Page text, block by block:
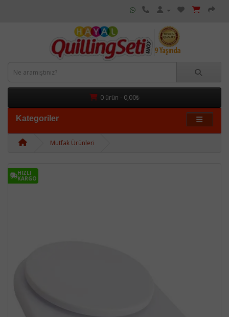
0 ürün - 0,00₺
Kategoriler
Mutfak Ürünleri
HIZLI
KARGO